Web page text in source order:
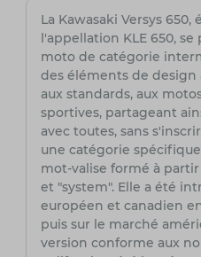
La Kawasaki Versys
l'appellation KLE 650,
moto de catégorie
des éléments de
aux standards, aux
sportives, partageant
avec toutes, sans
une catégorie
mot-valise formé à
et "system". Elle a été
européen et canadien
puis sur le marché
version conforme aux